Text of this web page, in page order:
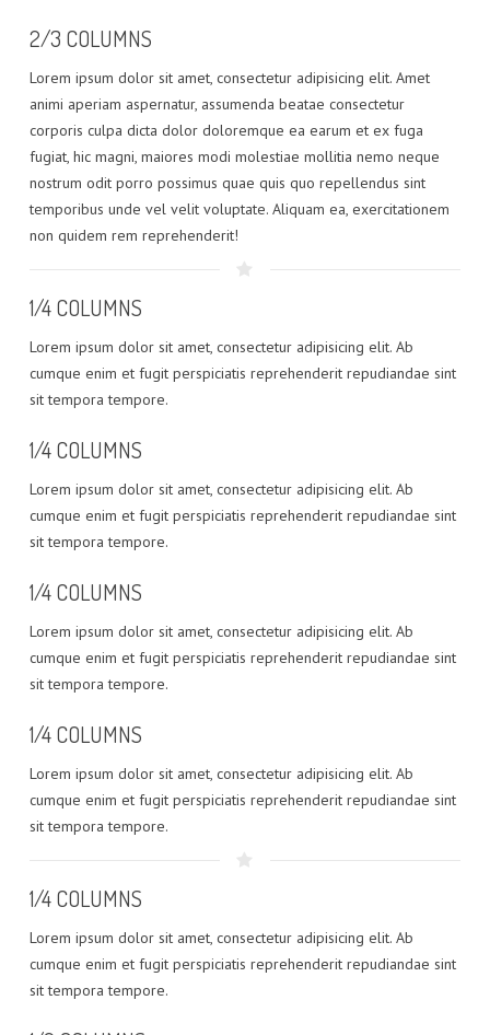
2/3 COLUMNS
Lorem ipsum dolor sit amet, consectetur adipisicing elit. Amet
animi aperiam aspernatur, assumenda beatae consectetur
corporis culpa dicta dolor doloremque ea earum et ex fuga
fugiat, hic magni, maiores modi molestiae mollitia nemo neque
nostrum odit porro possimus quae quis quo repellendus sint
temporibus unde vel velit voluptate. Aliquam ea, exercitationem
non quidem rem reprehenderit!
1/4 COLUMNS
Lorem ipsum dolor sit amet, consectetur adipisicing elit. Ab
cumque enim et fugit perspiciatis reprehenderit repudiandae sint
sit tempora tempore.
1/4 COLUMNS
Lorem ipsum dolor sit amet, consectetur adipisicing elit. Ab
cumque enim et fugit perspiciatis reprehenderit repudiandae sint
sit tempora tempore.
1/4 COLUMNS
Lorem ipsum dolor sit amet, consectetur adipisicing elit. Ab
cumque enim et fugit perspiciatis reprehenderit repudiandae sint
sit tempora tempore.
1/4 COLUMNS
Lorem ipsum dolor sit amet, consectetur adipisicing elit. Ab
cumque enim et fugit perspiciatis reprehenderit repudiandae sint
sit tempora tempore.
1/4 COLUMNS
Lorem ipsum dolor sit amet, consectetur adipisicing elit. Ab
cumque enim et fugit perspiciatis reprehenderit repudiandae sint
sit tempora tempore.